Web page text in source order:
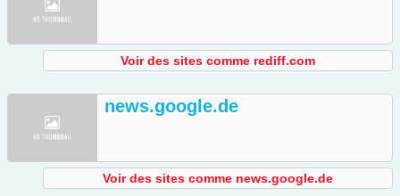
Voir des sites comme rediff.com
news.google.de
Voir des sites comme news.google.de